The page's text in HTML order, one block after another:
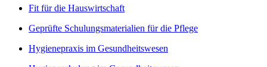
Fit für die Hauswirtschaft
Geprüfte Schulungsmaterialien für die Pflege
Hygienepraxis im Gesundheitswesen